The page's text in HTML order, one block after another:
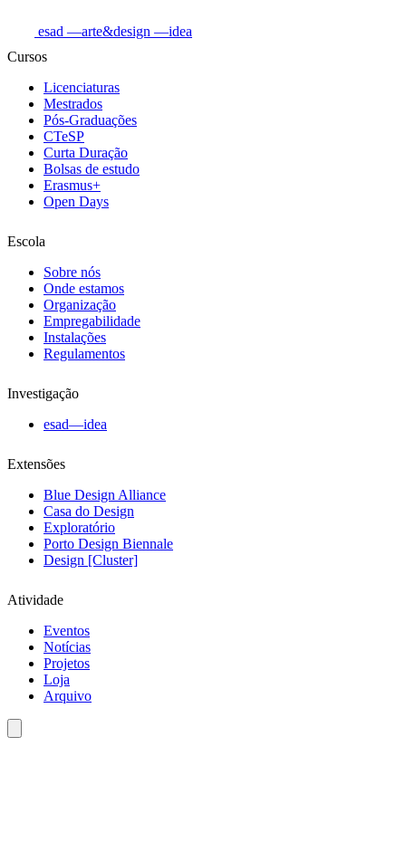
esad —arte&design —idea
Cursos
Licenciaturas
Mestrados
Pós-Graduações
CTeSP
Curta Duração
Bolsas de estudo
Erasmus+
Open Days
Escola
Sobre nós
Onde estamos
Organização
Empregabilidade
Instalações
Regulamentos
Investigação
esad—idea
Extensões
Blue Design Alliance
Casa do Design
Exploratório
Porto Design Biennale
Design [Cluster]
Atividade
Eventos
Notícias
Projetos
Loja
Arquivo